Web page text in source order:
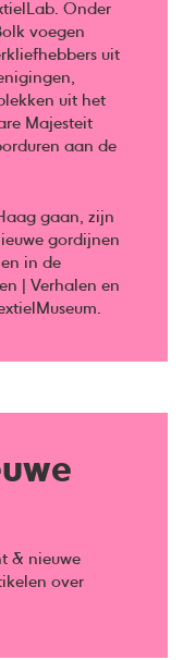
Onder
voegen
uit
uit het
Majesteit
aan de
gaan, zijn
gordijnen
in de
| Verhalen en
& nieuwe
over